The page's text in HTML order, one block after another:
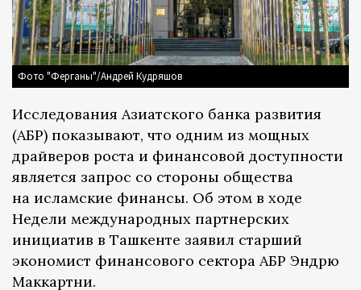
Фото "Ферганы"/Андрей Кудряшов
Исследования Азиатского банка развития
(АБР) показывают, что одним из мощных
драйверов роста и финансовой доступности
является запрос со стороны общества
на исламские финансы. Об этом в ходе
Недели международных партнерских
инициатив в Ташкенте заявил старший
экономист финансового сектора АБР Эндрю
Маккартни.